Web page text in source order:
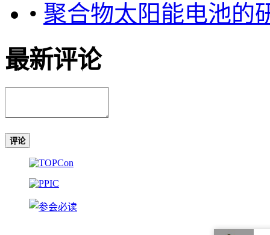
• 聚合物太阳能电池的
最新评论
评论